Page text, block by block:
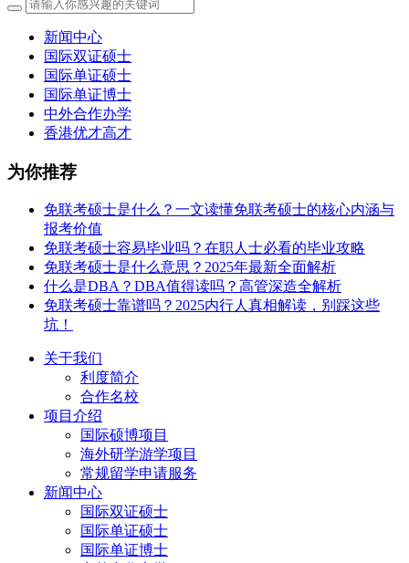
新闻中心
国际双证硕士
国际单证硕士
国际单证博士
中外合作办学
香港优才高才
为你推荐
免联考硕士是什么？一文读懂免联考硕士的核心内涵与
报考价值
免联考硕士容易毕业吗？在职人士必看的毕业攻略
免联考硕士是什么意思？2025年最新全面解析
什么是DBA？DBA值得读吗？高管深造全解析
免联考硕士靠谱吗？2025内行人真相解读，别踩这些
坑！
关于我们
利度简介
合作名校
项目介绍
国际硕博项目
海外研学游学项目
常规留学申请服务
新闻中心
国际双证硕士
国际单证硕士
国际单证博士